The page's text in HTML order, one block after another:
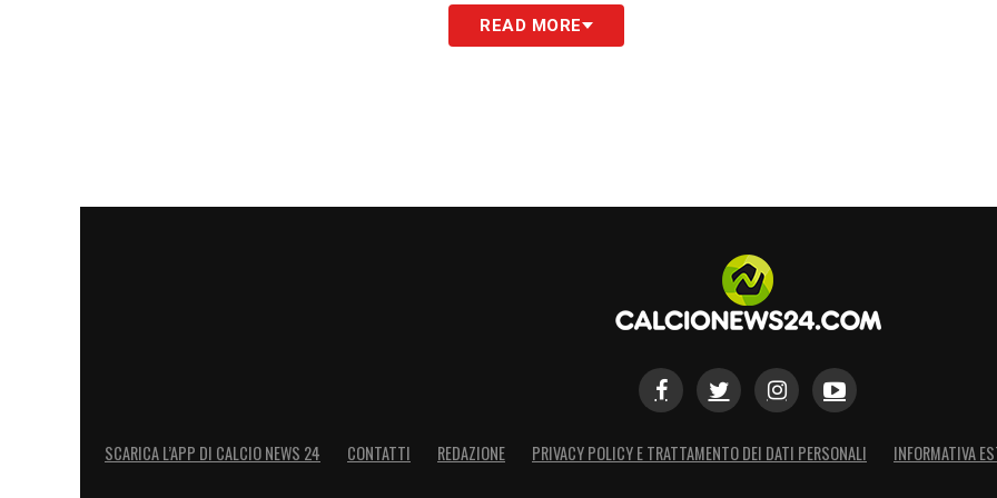
READ MORE
SCARICA L’APP DI CALCIO NEWS 24 CONTATTI REDAZIONE PRIVACY POLICY E TRATTAMENTO DEI DATI PERSONALI INFORMATIVA